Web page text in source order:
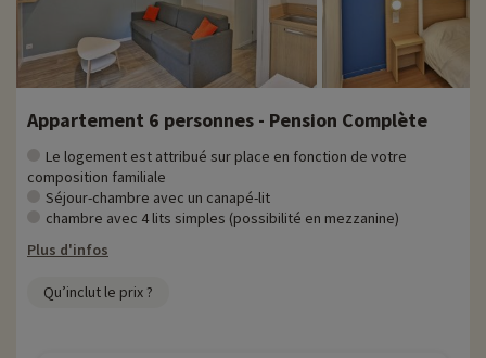
Appartement 6 personnes - Pension Complète
Le logement est attribué sur place en fonction de votre
composition familiale
Séjour-chambre avec un canapé-lit
chambre avec 4 lits simples (possibilité en mezzanine)
Plus d'infos
Qu’inclut le prix ?